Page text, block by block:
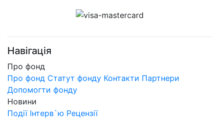
Навігація
Про фонд
Про фонд Статут фонду Контакти Партнери
Допомогти фонду
Новини
Події Інтерв`ю Рецензії